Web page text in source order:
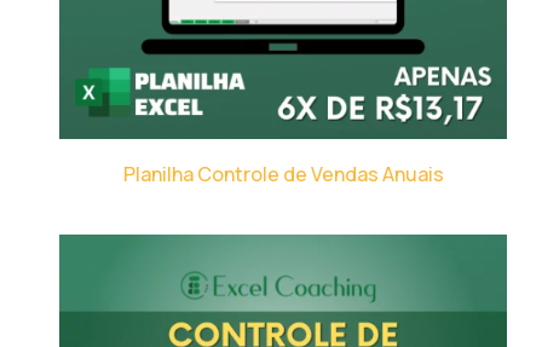
Planilha Controle de Vendas Anuais